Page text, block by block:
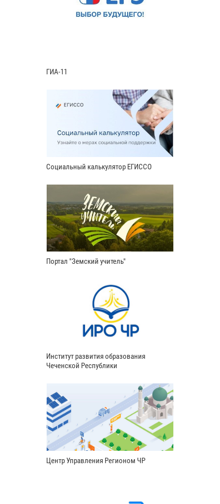
ГИА-11
Социальный калькулятор ЕГИССО
Портал "Земский учитель"
Институт развития образования
Чеченской Республики
Центр Управления Регионом ЧР